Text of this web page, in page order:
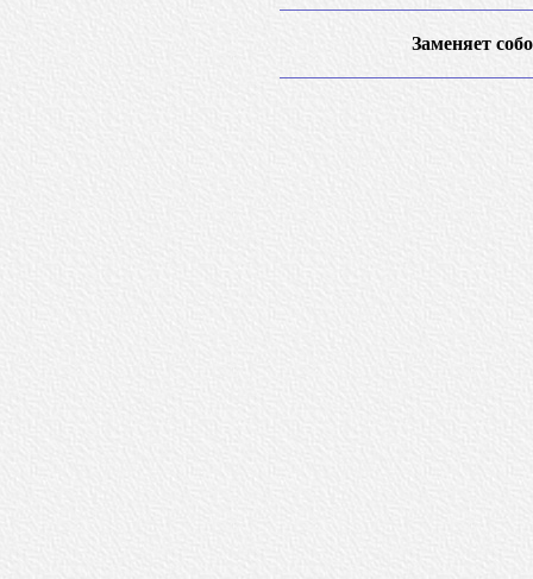
Заменяет